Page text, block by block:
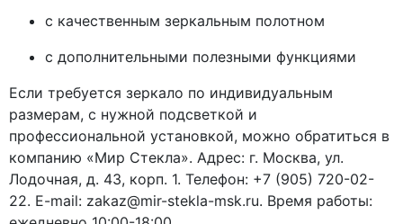
с качественным зеркальным полотном
с дополнительными полезными функциями
Если требуется зеркало по индивидуальным
размерам, с нужной подсветкой и
профессиональной установкой, можно обратиться в
компанию «Мир Стекла». Адрес: г. Москва, ул.
Лодочная, д. 43, корп. 1. Телефон: +7 (905) 720-02-
22. E-mail: zakaz@mir-stekla-msk.ru. Время работы: